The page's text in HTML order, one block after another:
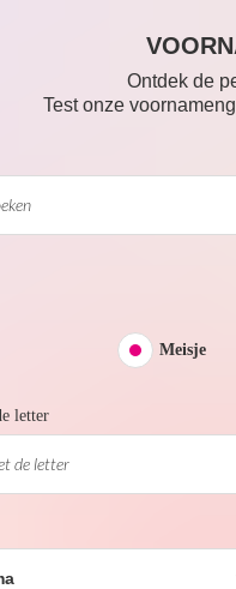
Ontdek de
Test onze
Meisje
letter